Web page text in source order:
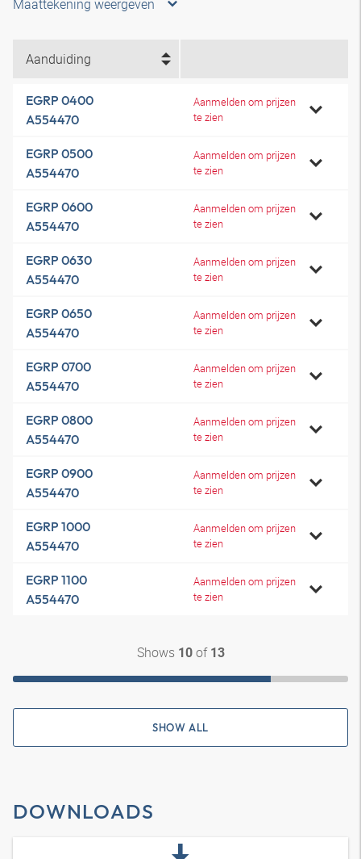
Maattekening weergeven
Aanduiding
EGRP 0400
A554470
Aanmelden om prijzen
te zien
EGRP 0500
A554470
Aanmelden om prijzen
te zien
EGRP 0600
A554470
Aanmelden om prijzen
te zien
EGRP 0630
A554470
Aanmelden om prijzen
te zien
EGRP 0650
A554470
Aanmelden om prijzen
te zien
EGRP 0700
A554470
Aanmelden om prijzen
te zien
EGRP 0800
A554470
Aanmelden om prijzen
te zien
EGRP 0900
A554470
Aanmelden om prijzen
te zien
EGRP 1000
A554470
Aanmelden om prijzen
te zien
EGRP 1100
A554470
Aanmelden om prijzen
te zien
Shows 10of 13
SHOW ALL
DOWNLOADS